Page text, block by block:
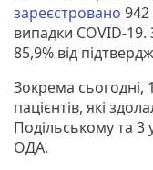
зареєстровано
випадки COVID-
85,9% від
Зокрема
пацієнтів, які
Подільському та 3
ОДА.